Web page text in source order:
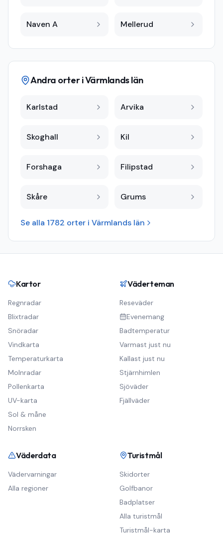
Naven A Mellerud
Andra orter iVärmlands län
Karlstad Arvika
Skoghall Kil
Forshaga Filipstad
Skåre Grums
Se alla 1782 orter i Värmlands län
Kartor
Regnradar
Blixtradar
Snöradar
Vindkarta
Temperaturkarta
Molnradar
Pollenkarta
UV-karta
Sol & måne
Norrsken
Väderteman
Reseväder
Evenemang
Badtemperatur
Varmast just nu
Kallast just nu
Stjärnhimlen
Sjöväder
Fjällväder
Väderdata
Vädervarningar
Alla regioner
Turistmål
Skidorter
Golfbanor
Badplatser
Alla turistmål
Turistmål-karta